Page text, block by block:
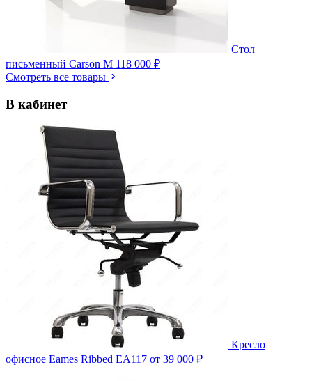
Стол
письменный Carson M 118 000 ₽
Смотреть все товары
В кабинет
Кресло
офисное Eames Ribbed EA117 от 39 000 ₽